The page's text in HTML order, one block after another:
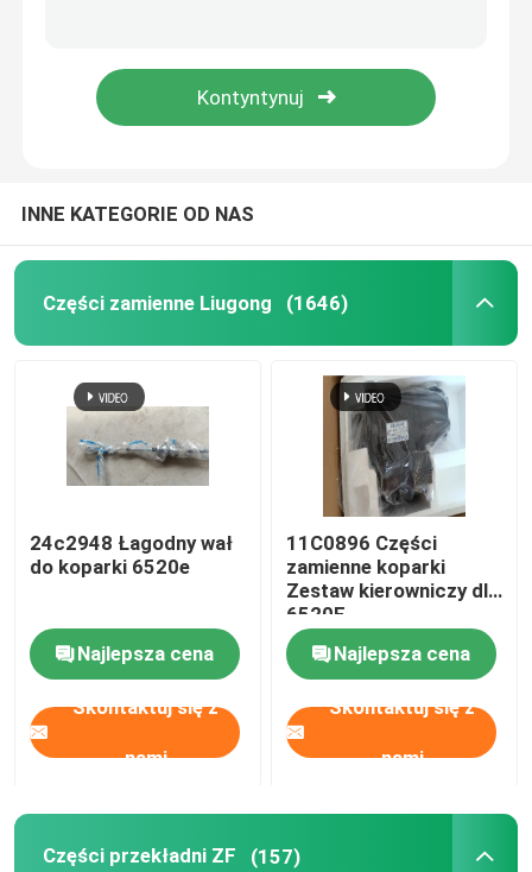
Części przekładni ZF
Części Weichai
Części szantui
Zespół silnika i skrzyni biegów
INNE KATEGORIE OD NAS
Części zamienne Liugong (1646)
24c2948 Łagodny wał
do koparki 6520e
Najlepsza cena
Skontaktuj się z
nami
11C0896 Części
zamienne koparki
Zestaw kierowniczy dla
6520E
Najlepsza cena
Skontaktuj się z
nami
Części przekładni ZF (157)